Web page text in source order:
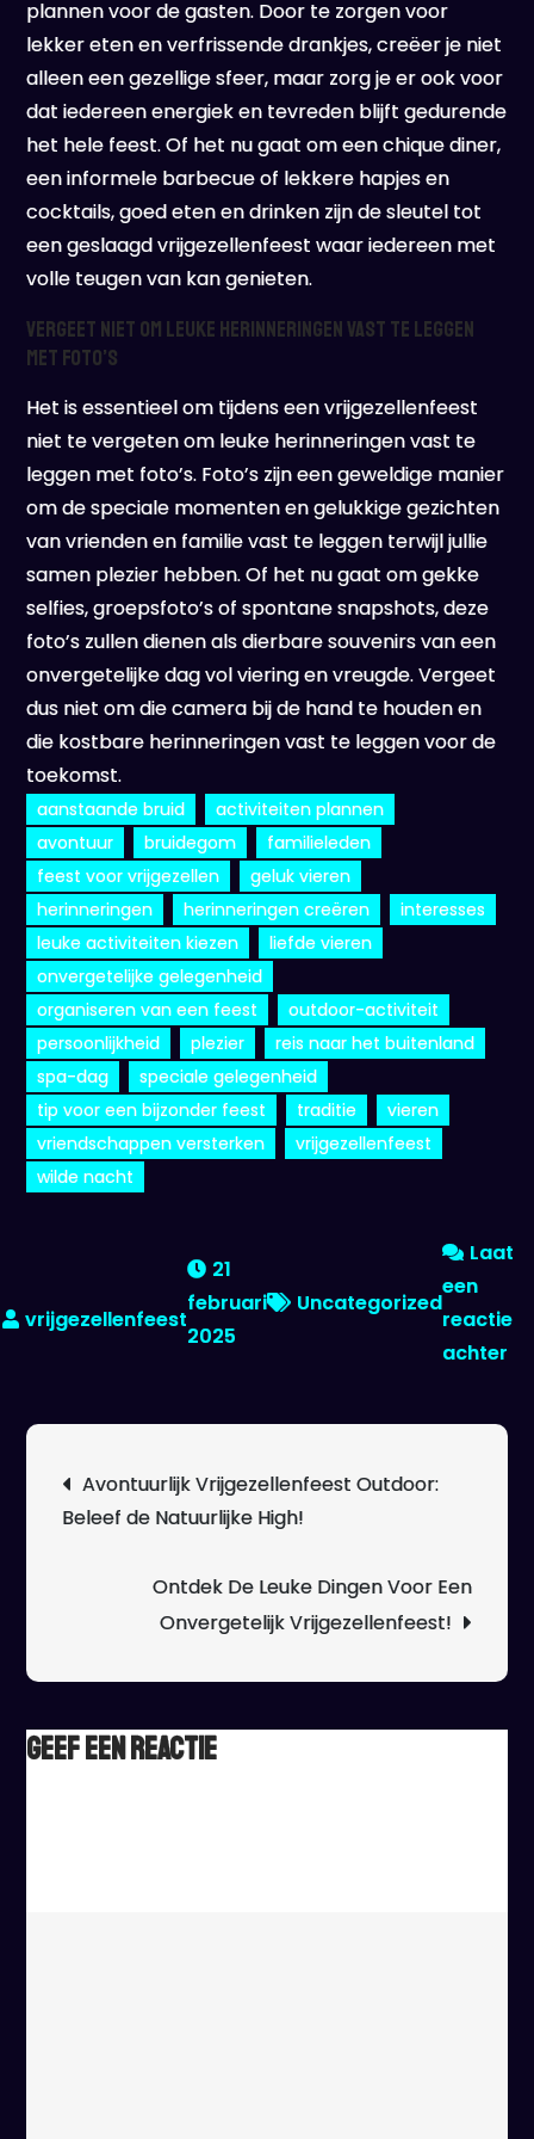
plannen voor de gasten. Door te zorgen voor
lekker eten en verfrissende drankjes, creëer je niet
alleen een gezellige sfeer, maar zorg je er ook voor
dat iedereen energiek en tevreden blijft gedurende
het hele feest. Of het nu gaat om een ​​chique diner,
een informele barbecue of lekkere hapjes en
cocktails, goed eten en drinken zijn de sleutel tot
een geslaagd vrijgezellenfeest waar iedereen met
volle teugen van kan genieten.
Vergeet niet om leuke herinneringen vast te leggen
met foto’s
Het is essentieel om tijdens een vrijgezellenfeest
niet te vergeten om leuke herinneringen vast te
leggen met foto’s. Foto’s zijn een geweldige manier
om de speciale momenten en gelukkige gezichten
van vrienden en familie vast te leggen terwijl jullie
samen plezier hebben. Of het nu gaat om gekke
selfies, groepsfoto’s of spontane snapshots, deze
foto’s zullen dienen als dierbare souvenirs van een
onvergetelijke dag vol viering en vreugde. Vergeet
dus niet om die camera bij de hand te houden en
die kostbare herinneringen vast te leggen voor de
toekomst.
aanstaande bruid
activiteiten plannen
avontuur
bruidegom
familieleden
feest voor vrijgezellen
geluk vieren
herinneringen
herinneringen creëren
interesses
leuke activiteiten kiezen
liefde vieren
onvergetelijke gelegenheid
organiseren van een feest
outdoor-activiteit
persoonlijkheid
plezier
reis naar het buitenland
spa-dag
speciale gelegenheid
tip voor een bijzonder feest
traditie
vieren
vriendschappen versterken
vrijgezellenfeest
wilde nacht
21
februari
2025
Uncategorized
Laat
een
reactie
achter
Avontuurlijk Vrijgezellenfeest Outdoor:
Beleef de Natuurlijke High!
Ontdek De Leuke Dingen Voor Een
Onvergetelijk Vrijgezellenfeest!
Geef een reactie